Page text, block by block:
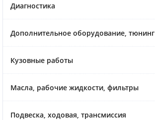
Диагностика
Дополнительное оборудование, тюнинг
Кузовные работы
Масла, рабочие жидкости, фильтры
Подвеска, ходовая, трансмиссия